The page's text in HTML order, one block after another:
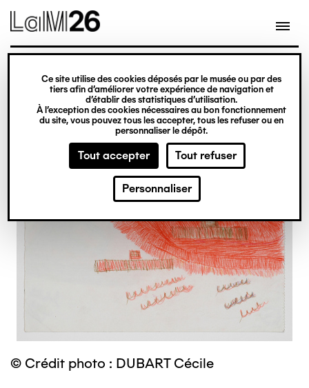
Gestion des cookies
Ce site utilise des cookies déposés par le musée ou par des
tiers afin d’améliorer votre expérience de navigation et
d’établir des statistiques d’utilisation.
À l’exception des cookies nécessaires au bon fonctionnement
du site, vous pouvez tous les accepter, tous les refuser ou en
personnaliser le dépôt.
Tout accepter Tout refuser
Personnaliser
contenu
© Crédit photo : DUBART Cécile